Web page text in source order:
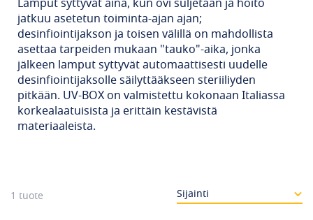
jatkuu asetetun toiminta-ajan ajan;
desinfiointijakson ja toisen välillä on mahdollista
asettaa tarpeiden mukaan "tauko"-aika, jonka
jälkeen lamput syttyvät automaattisesti uudelle
desinfiointijaksolle säilyttääkseen steriiliyden
pitkään. UV-BOX on valmistettu kokonaan Italiassa
korkealaatuisista ja erittäin kestävistä
materiaaleista.
1 tuote